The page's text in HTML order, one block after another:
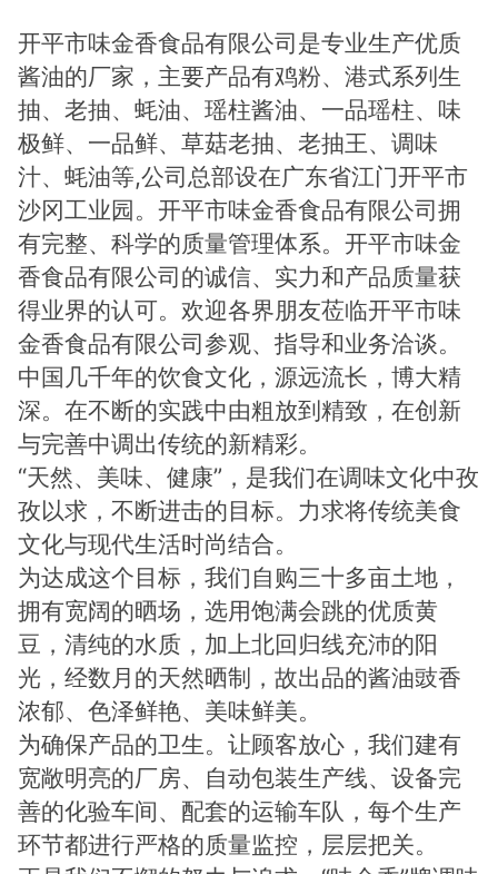
开平市味金香食品有限公司是专业生产优质
酱油的厂家，主要产品有鸡粉、港式系列生
抽、老抽、蚝油、瑶柱酱油、一品瑶柱、味
极鲜、一品鲜、草菇老抽、老抽王、调味
汁、蚝油等,公司总部设在广东省江门开平市
沙冈工业园。开平市味金香食品有限公司拥
有完整、科学的质量管理体系。开平市味金
香食品有限公司的诚信、实力和产品质量获
得业界的认可。欢迎各界朋友莅临开平市味
金香食品有限公司参观、指导和业务洽谈。
中国几千年的饮食文化，源远流长，博大精
深。在不断的实践中由粗放到精致，在创新
与完善中调出传统的新精彩。
“天然、美味、健康”，是我们在调味文化中孜
孜以求，不断进击的目标。力求将传统美食
文化与现代生活时尚结合。
为达成这个目标，我们自购三十多亩土地，
拥有宽阔的晒场，选用饱满会跳的优质黄
豆，清纯的水质，加上北回归线充沛的阳
光，经数月的天然晒制，故出品的酱油豉香
浓郁、色泽鲜艳、美味鲜美。
为确保产品的卫生。让顾客放心，我们建有
宽敞明亮的厂房、自动包装生产线、设备完
善的化验车间、配套的运输车队，每个生产
环节都进行严格的质量监控，层层把关。